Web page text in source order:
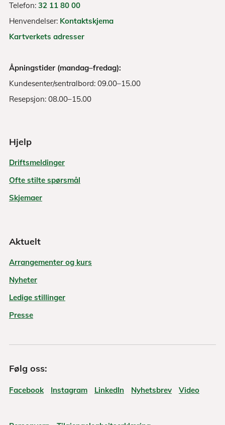
Telefon: 32 11 80 00
Henvendelser: Kontaktskjema
Kartverkets adresser
Åpningstider (mandag–fredag):
Kundesenter/sentralbord: 09.00–15.00
Resepsjon: 08.00–15.00
Hjelp
Driftsmeldinger
Ofte stilte spørsmål
Skjemaer
Aktuelt
Arrangementer og kurs
Nyheter
Ledige stillinger
Presse
Følg oss:
Facebook Instagram LinkedIn Nyhetsbrev Video